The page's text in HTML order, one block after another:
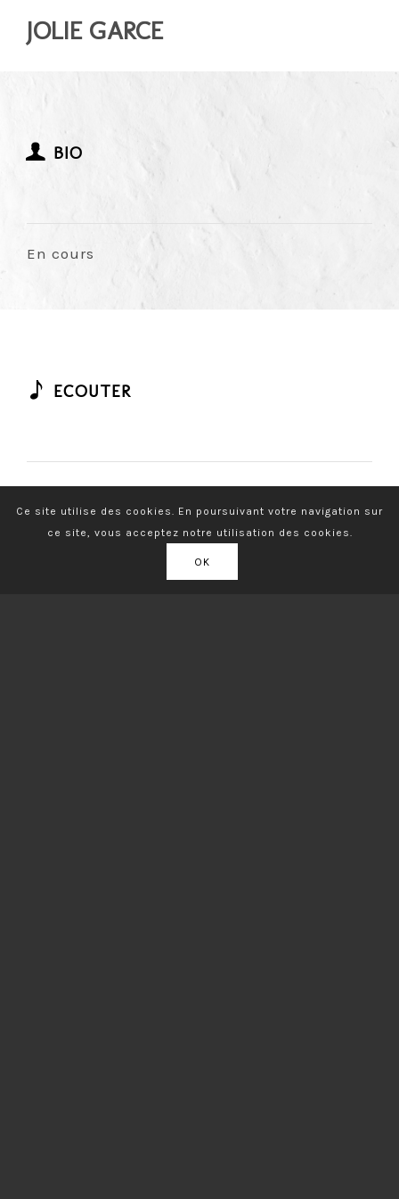
JOLIE GARCE
BIO
En cours
ECOUTER
Ce site utilise des cookies. En poursuivant votre navigation sur
ce site, vous acceptez notre utilisation des cookies.
OK